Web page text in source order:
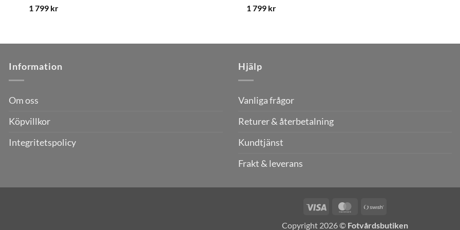
1 799 kr
1 799 kr
Information
Om oss
Köpvillkor
Integritetspolicy
Hjälp
Vanliga frågor
Returer & återbetalning
Kundtjänst
Frakt & leverans
Visa MasterCard
Copyright 2026 © Fotvårdsbutiken